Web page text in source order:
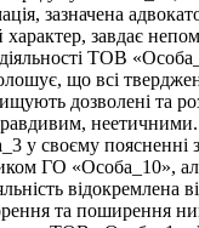
зазначена
характер, завдає
ТОВ
що всі
дозволені та
неетичними.
у своєму поясненні
ГО «Особа_10»,
відокремлена
та поширення